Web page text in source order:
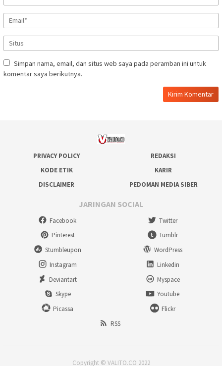
Simpan nama, email, dan situs web saya pada peramban ini untuk
komentar saya berikutnya.
PRIVACY POLICY
REDAKSI
KODE ETIK
KARIR
DISCLAIMER
PEDOMAN MEDIA SIBER
JARINGAN SOCIAL
Facebook
Twitter
Pinterest
Tumblr
Stumbleupon
WordPress
Instagram
Linkedin
Deviantart
Myspace
Skype
Youtube
Picassa
Flickr
RSS
Copyright © VALITO.CO 2022